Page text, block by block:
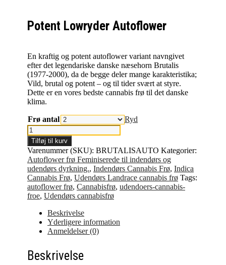
Potent Lowryder Autoflower
En kraftig og potent autoflower variant navngivet
efter det legendariske danske næsehorn Brutalis
(1977-2000), da de begge deler mange karakteristika;
Vild, brutal og potent – og til tider svært at styre.
Dette er en vores bedste cannabis frø til det danske
klima.
Frø antal
Ryd
Cannabis
frø
til
udendørs
dyrkning;
Brutalis
Auto
antal
Tilføj til kurv
Varenummer (SKU): BRUTALISAUTO Kategorier:
Autoflower frø Feminiserede til indendørs og
udendørs dyrkning., Indendørs Cannabis Frø, Indica
Cannabis Frø, Udendørs Landrace cannabis frø Tags:
autoflower frø, Cannabisfrø, udendoers-cannabis-
froe, Udendørs cannabisfrø
Beskrivelse
Yderligere information
Anmeldelser (0)
Beskrivelse